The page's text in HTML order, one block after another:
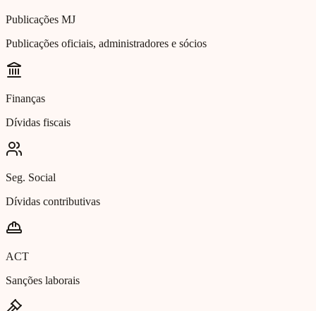
Publicações MJ
Publicações oficiais, administradores e sócios
Finanças
Dívidas fiscais
Seg. Social
Dívidas contributivas
ACT
Sanções laborais